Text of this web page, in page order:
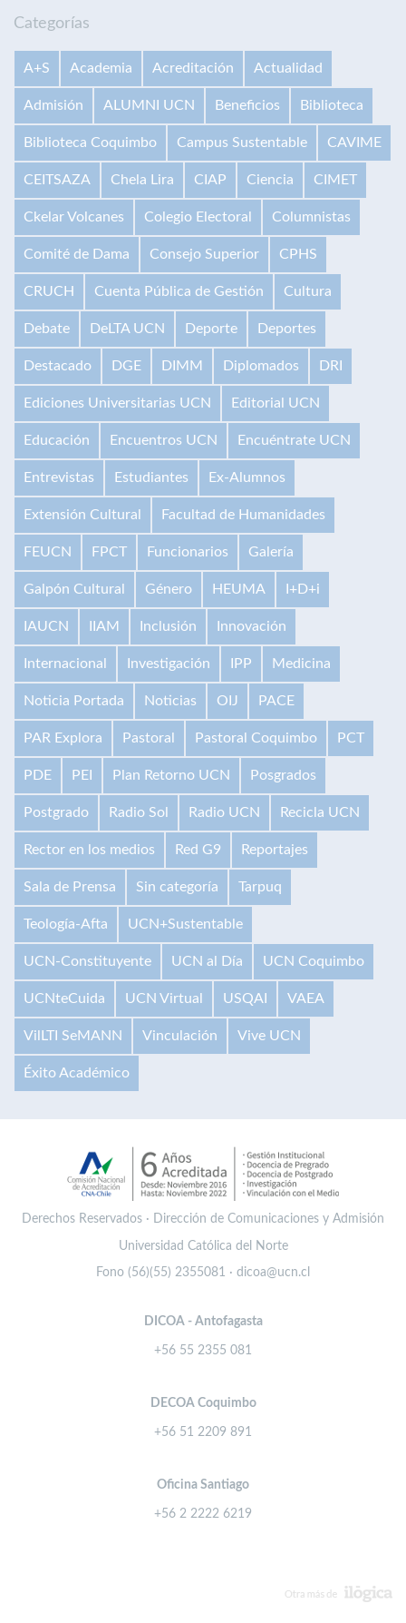
Categorías
A+S Academia Acreditación Actualidad
Admisión ALUMNI UCN Beneficios Biblioteca
Biblioteca Coquimbo Campus Sustentable CAVIME
CEITSAZA Chela Lira CIAP Ciencia CIMET
Ckelar Volcanes Colegio Electoral Columnistas
Comité de Dama Consejo Superior CPHS
CRUCH Cuenta Pública de Gestión Cultura
Debate DeLTA UCN Deporte Deportes
Destacado DGE DIMM Diplomados DRI
Ediciones Universitarias UCN Editorial UCN
Educación Encuentros UCN Encuéntrate UCN
Entrevistas Estudiantes Ex-Alumnos
Extensión Cultural Facultad de Humanidades
FEUCN FPCT Funcionarios Galería
Galpón Cultural Género HEUMA I+D+i
IAUCN IIAM Inclusión Innovación
Internacional Investigación IPP Medicina
Noticia Portada Noticias OIJ PACE
PAR Explora Pastoral Pastoral Coquimbo PCT
PDE PEI Plan Retorno UCN Posgrados
Postgrado Radio Sol Radio UCN Recicla UCN
Rector en los medios Red G9 Reportajes
Sala de Prensa Sin categoría Tarpuq
Teología-Afta UCN+Sustentable
UCN-Constituyente UCN al Día UCN Coquimbo
UCNteCuida UCN Virtual USQAI VAEA
VilLTI SeMANN Vinculación Vive UCN
Éxito Académico
Derechos Reservados · Dirección de Comunicaciones y Admisión
Universidad Católica del Norte
Fono (56)(55) 2355081 · dicoa@ucn.cl
DICOA - Antofagasta
+56 55 2355 081
DECOA Coquimbo
+56 51 2209 891
Oficina Santiago
+56 2 2222 6219